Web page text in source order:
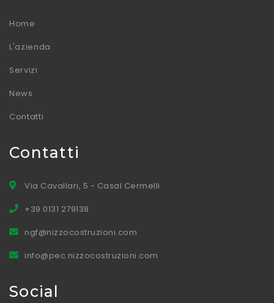
Home
L'azienda
Servizi
News
Contatti
Contatti
Via Cavallari, 5 - Casal Cermelli
+39 0131 279138
ngf@nizzocostruzioni.com
info@pec.nizzocostruzioni.com
Social